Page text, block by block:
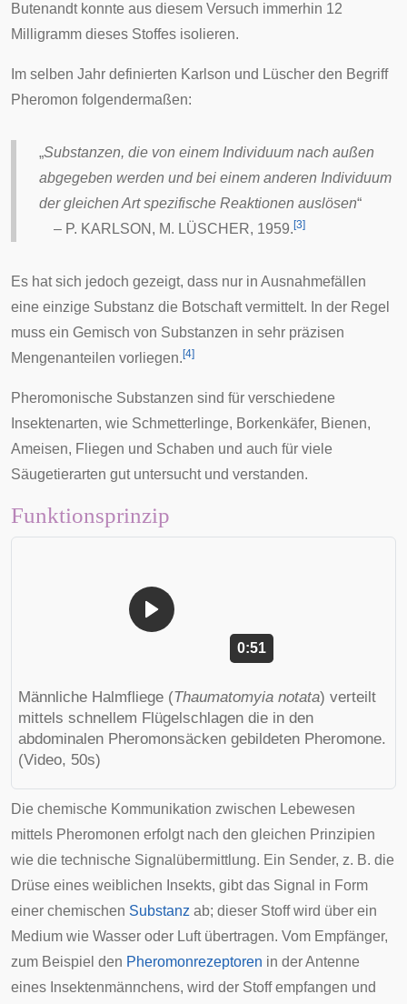
Butenandt konnte aus diesem Versuch immerhin 12
Milligramm dieses Stoffes isolieren.
Im selben Jahr definierten Karlson und Lüscher den Begriff
Pheromon folgendermaßen:
„Substanzen, die von einem Individuum nach außen
abgegeben werden und bei einem anderen Individuum
der gleichen Art spezifische Reaktionen auslösen“
– P. KARLSON, M. LÜSCHER, 1959. [3]
Es hat sich jedoch gezeigt, dass nur in Ausnahmefällen
eine einzige Substanz die Botschaft vermittelt. In der Regel
muss ein Gemisch von Substanzen in sehr präzisen
Mengenanteilen vorliegen. [4]
Pheromonische Substanzen sind für verschiedene
Insektenarten, wie Schmetterlinge, Borkenkäfer, Bienen,
Ameisen, Fliegen und Schaben und auch für viele
Säugetierarten gut untersucht und verstanden.
Funktionsprinzip
Dauer: 51 Sekunden.
0:51
Männliche Halmfliege (Thaumatomyia notata) verteilt
mittels schnellem Flügelschlagen die in den
abdominalen Pheromonsäcken gebildeten Pheromone.
(Video, 50s)
Die chemische Kommunikation zwischen Lebewesen
mittels Pheromonen erfolgt nach den gleichen Prinzipien
wie die technische Signalübermittlung. Ein Sender, z. B. die
Drüse eines weiblichen Insekts, gibt das Signal in Form
einer chemischen Substanz ab; dieser Stoff wird über ein
Medium wie Wasser oder Luft übertragen. Vom Empfänger,
zum Beispiel den Pheromonrezeptoren in der Antenne
eines Insektenmännchens, wird der Stoff empfangen und